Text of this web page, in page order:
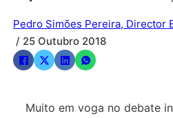
Pedro Simões Pereira, Director
/ 25 Outubro 2018
Muito em voga no debate